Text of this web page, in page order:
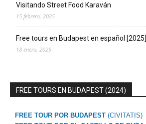
Visitando Street Food Karaván
15 febrero, 2025
Free tours en Budapest en español [2025]
18 enero, 2025
FREE TOURS EN BUDAPEST (2024)
FREE TOUR POR BUDAPEST (CIVITATIS)